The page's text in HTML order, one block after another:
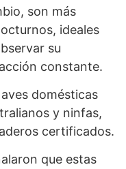
son más
ideales
su
constante.
domésticas
y ninfas,
certificados.
que estas